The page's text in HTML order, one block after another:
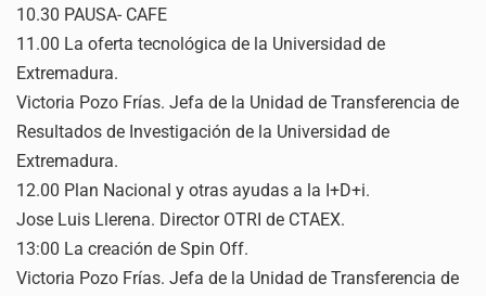
10.30 PAUSA- CAFE
11.00 La oferta tecnológica de la Universidad de
Extremadura.
Victoria Pozo Frías. Jefa de la Unidad de Transferencia de
Resultados de Investigación de la Universidad de
Extremadura.
12.00 Plan Nacional y otras ayudas a la I+D+i.
Jose Luis Llerena. Director OTRI de CTAEX.
13:00 La creación de Spin Off.
Victoria Pozo Frías. Jefa de la Unidad de Transferencia de